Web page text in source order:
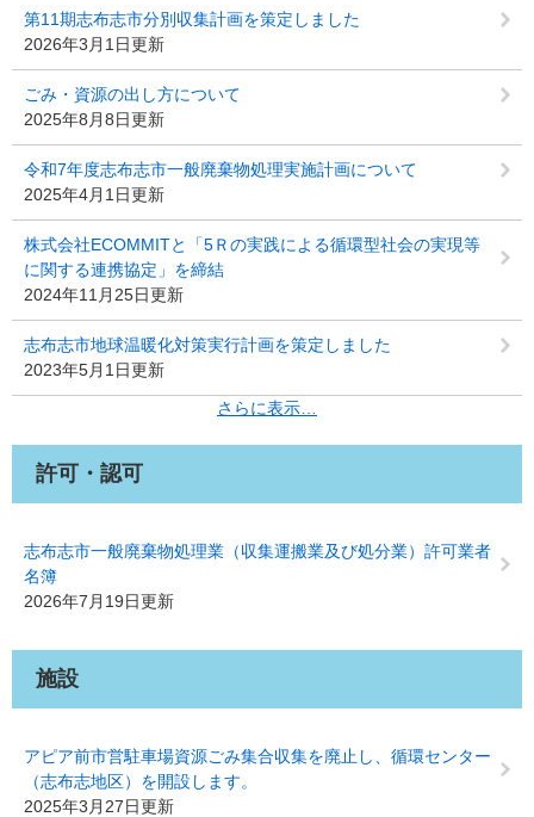
第11期志布志市分別収集計画を策定しました
2026年3月1日更新
ごみ・資源の出し方について
2025年8月8日更新
令和7年度志布志市一般廃棄物処理実施計画について
2025年4月1日更新
株式会社ECOMMITと「5Ｒの実践による循環型社会の実現等
に関する連携協定」を締結
2024年11月25日更新
志布志市地球温暖化対策実行計画を策定しました
2023年5月1日更新
さらに表示…
許可・認可
志布志市一般廃棄物処理業（収集運搬業及び処分業）許可業者
名簿
2026年7月19日更新
施設
アピア前市営駐車場資源ごみ集合収集を廃止し、循環センター
（志布志地区）を開設します。
2025年3月27日更新